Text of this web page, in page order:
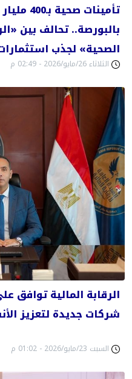
بالبورصة.. تحالف بين
مليون سائح روسي
الثلاثاء 26/مايو/2026 - 02:49 م
شركات جديدة لتعزيز
السبت 23/مايو/2026 - 01:02 م